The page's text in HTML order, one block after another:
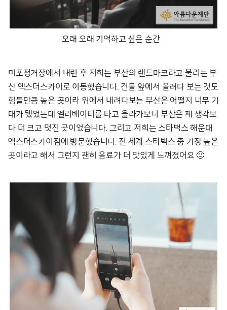
오래 오래 기억하고 싶은 순간
미포정거장에서 내린 후 저희는 부산의 랜드마크라고 불리는 부
산 엑스더스카이로 이동했습니다. 건물 앞에서 올려다 보는 것도
힘들만큼 높은 곳이라 위에서 내려다보는 부산은 어떨지 너무 기
대가 됐었는데 엘리베이터를 타고 올라가보니 부산은 제 생각보
다 더 크고 멋진 곳이었습니다. 그리고 저희는 스타벅스 해운대
엑스더스카이점에 방문했습니다. 전 세계 스타벅스 중 가장 높은
곳이라고 해서 그런지 괜히 음료가 더 맛있게 느껴졌어요 🙂